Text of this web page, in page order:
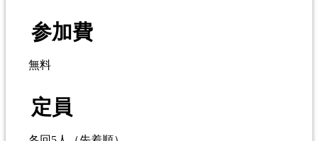
参加費
無料
定員